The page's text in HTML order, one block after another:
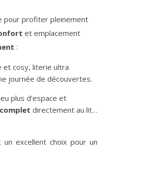
pour profiter pleinement
et emplacement
:
et cosy, literie ultra
journée de découvertes.
plus d’espace et
directement au lit…
un excellent choix pour un